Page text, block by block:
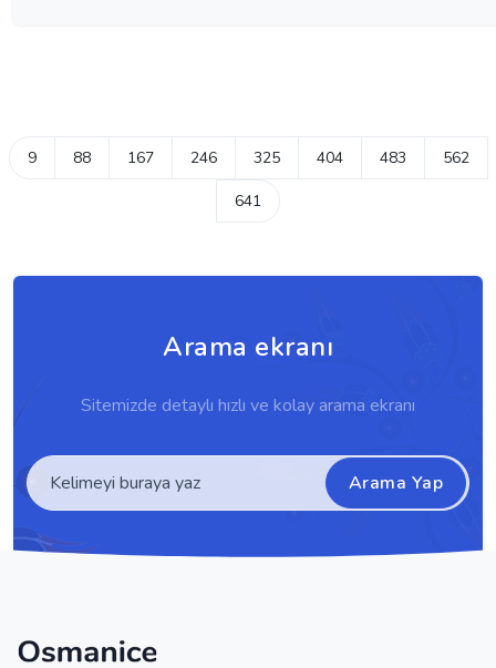
9 88 167 246 325 404 483 562
641
Arama ekranı
Sitemizde detaylı hızlı ve kolay arama ekranı
Arama Yap